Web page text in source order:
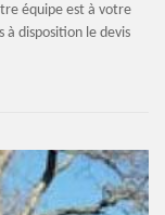
équipe est à votre
à disposition le devis